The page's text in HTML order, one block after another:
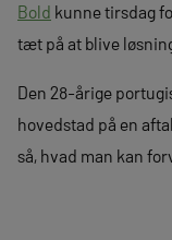
Bold kunne tirsdag
tæt på at blive
Den 28-årige
hovedstad på en
så, hvad man kan